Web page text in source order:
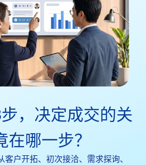
，决定成交的关
哪一步？
客户开拓、初次接洽、需求探询、